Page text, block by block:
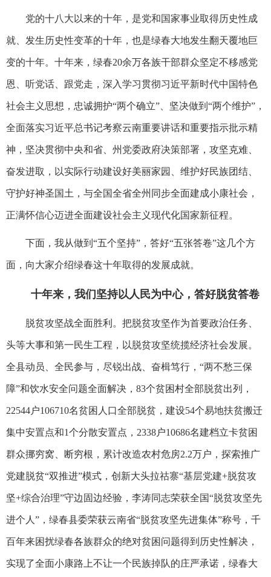
党的十八大以来的十年，是党和国家事业取得历史性成
就、发生历史性变革的十年，也是绿春大地发生翻天覆地巨
变的十年。十年来，绿春20余万各族干部群众坚定不移感党
恩、听党话、跟党走，深入学习贯彻习近平新时代中国特色
社会主义思想，忠诚拥护“两个确立”、坚决做到“两个维护”，
全面落实习近平总书记考察云南重要讲话和重要指示批示精
神，坚决贯彻中央和省、州党委政府决策部署，攻坚克难、
奋发进取，以实际行动建设好美丽家园、维护好民族团结、
守护好神圣国土，与全国全省全州同步全面建成小康社会，
正满怀信心迈进全面建设社会主义现代化国家新征程。
下面，我从做到“五个坚持”，答好“五张答卷”这几个方
面，向大家介绍绿春这十年取得的发展成就。
十年来，我们坚持以人民为中心，答好脱贫答卷
脱贫攻坚战全面胜利。把脱贫攻坚作为首要政治任务、
头等大事和第一民生工程，以脱贫攻坚统揽经济社会发展。
全县动员、全民参与，尽锐出战、奋楫笃行，“两不愁三保
障”和饮水安全问题全面解决，83个贫困村全部脱贫出列，
22544户106710名贫困人口全部脱贫，建设54个易地扶贫搬迁
集中安置点和1个分散安置点，2338户10686名建档立卡贫困
群众挪穷窝、断穷根，累计改造农村危房2.2万户，探索推广
党建脱贫“双推进”模式，创新大头拉祜寨“基层党建+脱贫攻
坚+综合治理”守边固边经验，李涛同志荣获全国“脱贫攻坚先
进个人”，绿春县委荣获云南省“脱贫攻坚先进集体”称号，千
百年来困扰绿春各族群众的绝对贫困问题得到历史性解决，
实现了全面小康路上不让一个民族掉队的庄严承诺，绿春大